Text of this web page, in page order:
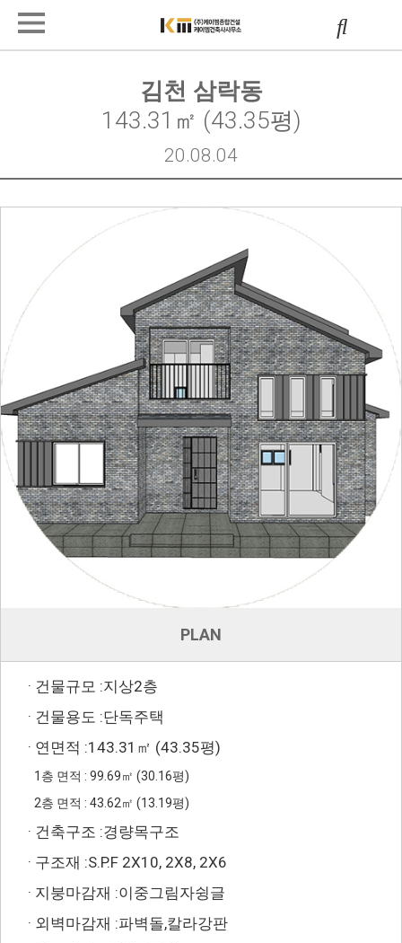
김천 삼락동
143.31㎡ (43.35평)
20.08.04
PLAN
· 건물규모 :지상2층
· 건물용도 :단독주택
· 연면적 :143.31㎡ (43.35평)
1층 면적 : 99.69㎡ (30.16평)
2층 면적 : 43.62㎡ (13.19평)
· 건축구조 :경량목구조
· 구조재 :S.P.F 2X10, 2X8, 2X6
· 지붕마감재 :이중그림자슁글
· 외벽마감재 :파벽돌,칼라강판